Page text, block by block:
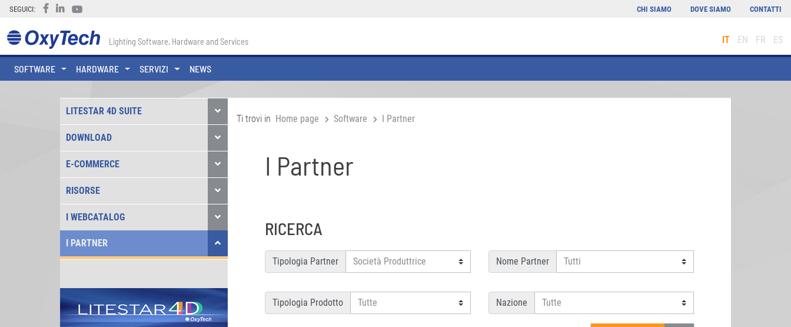
SEGUICI:
IT EN FR ES
Lighting Software, Hardware and Services
SOFTWARE HARDWARE SERVIZI NEWS
CHI SIAMO DOVE SIAMO CONTATTI
Ti trovi in Home page Software I Partner
I Partner
RICERCA
Tipologia Partner Nome Partner
Tipologia Prodotto Nazione
LITESTAR 4D SUITE
DOWNLOAD
E-COMMERCE
RISORSE
I WEBCATALOG
I PARTNER